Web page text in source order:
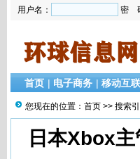
用户名： 密
首页 | 电子商务 | 移动互
您现在的位置： 首页 >> 搜索
日本Xbox